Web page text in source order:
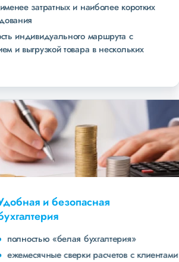
затратных и наиболее коротких
индивидуального маршрута с
и выгрузкой товара в нескольких
безопасная
«белая бухгалтерия»
сверки расчетов с клиентами